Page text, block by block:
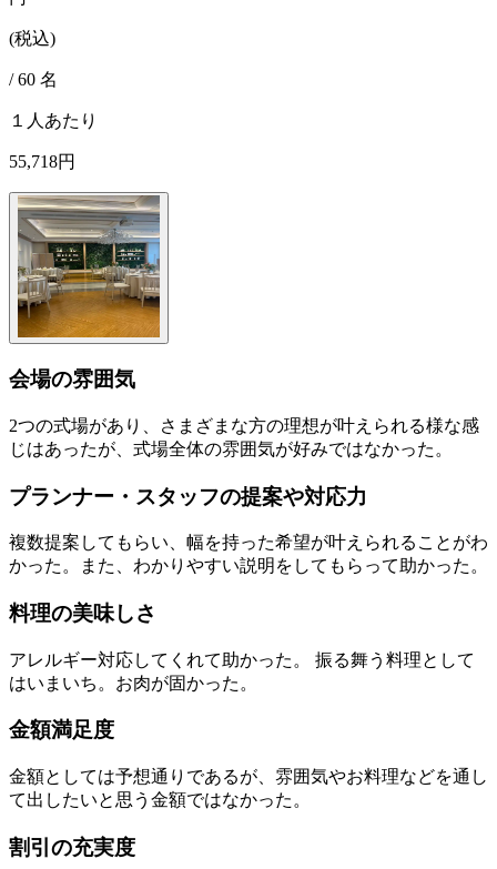
(税込)
/ 60 名
１人あたり
55,718円
会場の雰囲気
2つの式場があり、さまざまな方の理想が叶えられる様な感
じはあったが、式場全体の雰囲気が好みではなかった。
プランナー・スタッフの提案や対応力
複数提案してもらい、幅を持った希望が叶えられることがわ
かった。また、わかりやすい説明をしてもらって助かった。
料理の美味しさ
アレルギー対応してくれて助かった。 振る舞う料理として
はいまいち。お肉が固かった。
金額満足度
金額としては予想通りであるが、雰囲気やお料理などを通し
て出したいと思う金額ではなかった。
割引の充実度